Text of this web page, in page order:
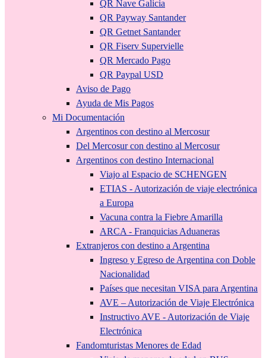
QR Nave Galicia
QR Payway Santander
QR Getnet Santander
QR Fiserv Supervielle
QR Mercado Pago
QR Paypal USD
Aviso de Pago
Ayuda de Mis Pagos
Mi Documentación
Argentinos con destino al Mercosur
Del Mercosur con destino al Mercosur
Argentinos con destino Internacional
Viajo al Espacio de SCHENGEN
ETIAS - Autorización de viaje electrónica
a Europa
Vacuna contra la Fiebre Amarilla
ARCA - Franquicias Aduaneras
Extranjeros con destino a Argentina
Ingreso y Egreso de Argentina con Doble
Nacionalidad
Países que necesitan VISA para Argentina
AVE – Autorización de Viaje Electrónica
Instructivo AVE - Autorización de Viaje
Electrónica
Fandomturistas Menores de Edad